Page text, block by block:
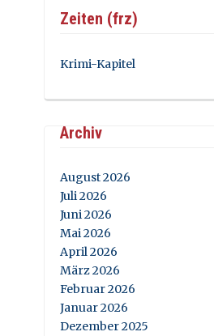
Zeiten (frz)
Krimi-Kapitel
Archiv
August 2026
Juli 2026
Juni 2026
Mai 2026
April 2026
März 2026
Februar 2026
Januar 2026
Dezember 2025